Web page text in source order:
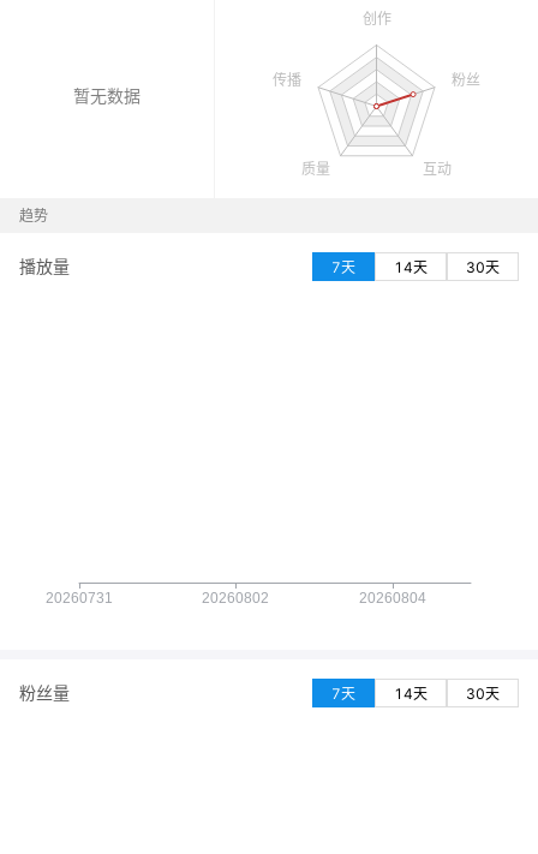
暂无数据
趋势
播放量 7天 14天 30天
粉丝量 7天 14天 30天